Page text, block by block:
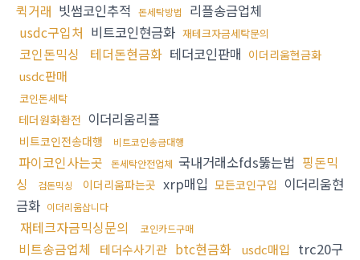
퀵거래 빗썸코인추적 돈세탁방법
리플송금업체
usdc구입처 비트코인현금화 재테크자금세탁문의
코인돈믹싱 테더돈현금화 테더코인판매 이더리움현금화
usdc판매
코인돈세탁
테더원화환전 이더리움리플
비트코인전송대행 비트코인송금대행
파이코인사는곳 돈세탁안전업체 국내거래소fds뚫는법 핑돈믹
싱
검돈믹싱 이더리움파는곳 xrp매입 모든코인구입 이더리움현
금화 이더리움삽니다
재테크자금믹싱문의 코인카드구매
비트송금업체 테더수사기관 btc현금화 usdc매입
trc20구